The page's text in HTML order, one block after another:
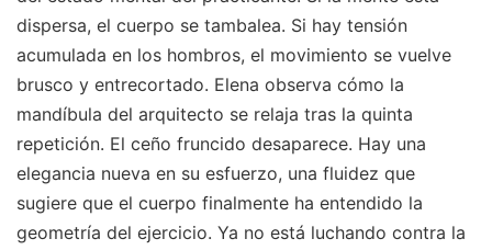
dispersa, el cuerpo se tambalea. Si hay tensión
acumulada en los hombros, el movimiento se vuelve
brusco y entrecortado. Elena observa cómo la
mandíbula del arquitecto se relaja tras la quinta
repetición. El ceño fruncido desaparece. Hay una
elegancia nueva en su esfuerzo, una fluidez que
sugiere que el cuerpo finalmente ha entendido la
geometría del ejercicio. Ya no está luchando contra la